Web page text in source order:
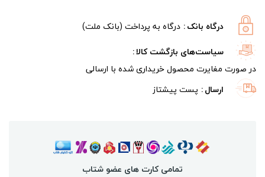
درگاه بانک درگاه به پرداخت (بانک ملت)
سیاست‌های بازگشت کالا
در صورت مغایرت محصول خریداری شده با ارسالی
ارسال پست پیشتاز
تمامی کارت های عضو شتاب